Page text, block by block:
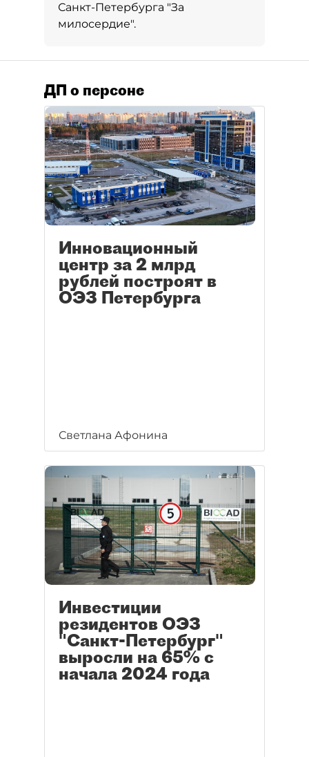
Санкт-Петербурга "За
милосердие".
ДП о персоне
Инновационный
центр за 2 млрд
рублей построят в
ОЭЗ Петербурга
Светлана Афонина
Инвестиции
резидентов ОЭЗ
"Санкт-Петербург"
выросли на 65% с
начала 2024 года